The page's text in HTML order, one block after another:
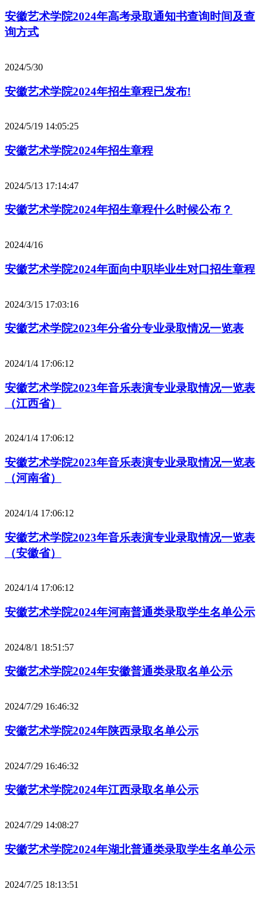
安徽艺术学院2024年高考录取通知书查询时间及查
询方式
2024/5/30
安徽艺术学院2024年招生章程已发布!
2024/5/19 14:05:25
安徽艺术学院2024年招生章程
2024/5/13 17:14:47
安徽艺术学院2024年招生章程什么时候公布？
2024/4/16
安徽艺术学院2024年面向中职毕业生对口招生章程
2024/3/15 17:03:16
安徽艺术学院2023年分省分专业录取情况一览表
2024/1/4 17:06:12
安徽艺术学院2023年音乐表演专业录取情况一览表
（江西省）
2024/1/4 17:06:12
安徽艺术学院2023年音乐表演专业录取情况一览表
（河南省）
2024/1/4 17:06:12
安徽艺术学院2023年音乐表演专业录取情况一览表
（安徽省）
2024/1/4 17:06:12
安徽艺术学院2024年河南普通类录取学生名单公示
2024/8/1 18:51:57
安徽艺术学院2024年安徽普通类录取名单公示
2024/7/29 16:46:32
安徽艺术学院2024年陕西录取名单公示
2024/7/29 16:46:32
安徽艺术学院2024年江西录取名单公示
2024/7/29 14:08:27
安徽艺术学院2024年湖北普通类录取学生名单公示
2024/7/25 18:13:51